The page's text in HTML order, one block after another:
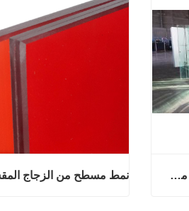
ألواح زجاجية عائمة كبيرة الحجم من الزجاج المقسّى الصلب من Wensheng لأثاث حمامات السباحة والديكور الصناعي والسوبر ماركت